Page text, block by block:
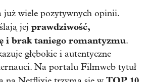
już wiele pozytywnych opinii.
jej prawdziwość,
i brak taniego romantyzmu.
głębokie i autentyczne
Na portalu Filmweb tytuł